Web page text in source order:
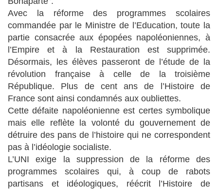
Avec la réforme des programmes scolaires
commandée par le Ministre de l’Education, toute la
partie consacrée aux épopées napoléoniennes, à
l’Empire et à la Restauration est supprimée.
Désormais, les élèves passeront de l’étude de la
révolution française à celle de la troisième
République. Plus de cent ans de l’Histoire de
France sont ainsi condamnés aux oubliettes.
Cette défaite napoléonienne est certes symbolique
mais elle reflète la volonté du gouvernement de
détruire des pans de l’histoire qui ne correspondent
pas à l’idéologie socialiste.
L’UNI exige la suppression de la réforme des
programmes scolaires qui, à coup de rabots
partisans et idéologiques, réécrit l’Histoire de